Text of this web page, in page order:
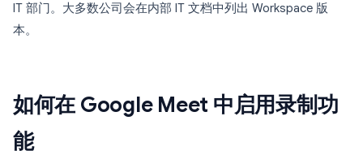
IT 部门。大多数公司会在内部 IT 文档中列出 Workspace 版
本。
如何在 Google Meet 中启用录制功
能